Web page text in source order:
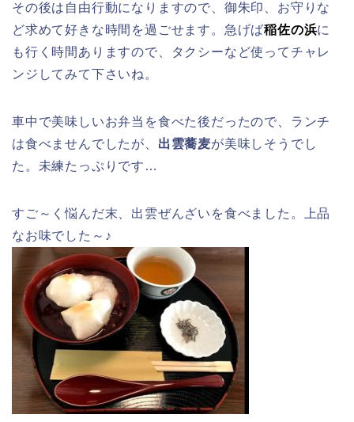
その後は自由行動になりますので、御朱印、お守りな
ど求めて好きな時間を過ごせます。急げば稲佐の浜に
も行く時間ありますので、タクシーなど使ってチャレ
ンジしてみて下さいね。
車中で美味しいお弁当を食べた後だったので、ランチ
は食べませんでしたが、 出雲蕎麦が美味しそうでし
た。未練たっぷりです…
すご～く悩んだ末、出雲ぜんざいを食べました。上品
なお味でした～♪